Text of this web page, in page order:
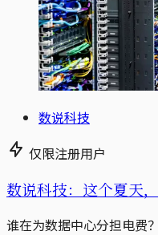
数说科技
仅限注册用户
数说科技：这个夏天
谁在为数据中心分担电费？